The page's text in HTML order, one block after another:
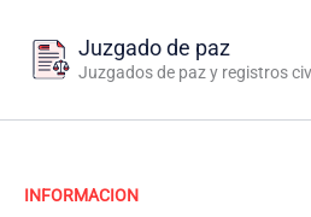
contenido
Juzgado de paz
Juzgados de paz y registros
INFORMACION